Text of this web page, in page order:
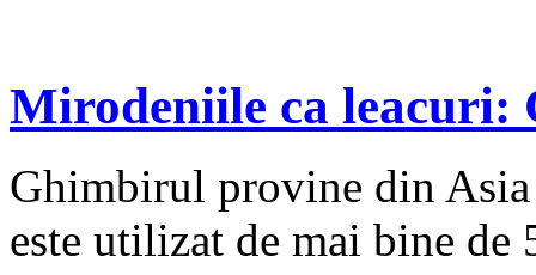
Mirodeniile ca leacuri:
Ghimbirul provine din Asia
este utilizat de mai bine